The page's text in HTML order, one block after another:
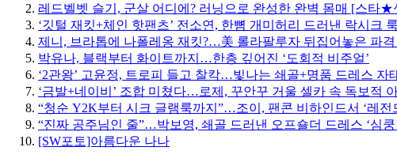
레드벨벳 슬기, 군살 어디에? 러닝으로 완성한 완벽 몸매 [스타★
‘깃털 재킷+체인 핫팬츠’ 전소연, 한뼘 개미허리 드러낸 락시크
제니, 브라톱에 나폴레옹 재킷?…美 롤라팔루자 뒤집어놓은 파격
박유나, 블랙부터 화이트까지…한층 깊어진 ‘도회적 비주얼’
‘2관왕’ 고윤정, 트로피 들고 찰칵…빛나는 쇄골+명품 드레스
‘금발+네이비’ 조합 미쳤다…로제, 꾸안꾸 거울 셀카 속 독보적
“청순 Y2K부터 시크 글램룩까지”…조이, 팬콘 비하인드서 ‘레
“진짜 공주님인 줄”…박보영, 쇄골 드러낸 오프숄더 드레스 ‘심
[SW포토]아름다운 나나